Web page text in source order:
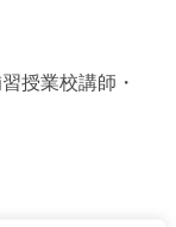
授業校講師・